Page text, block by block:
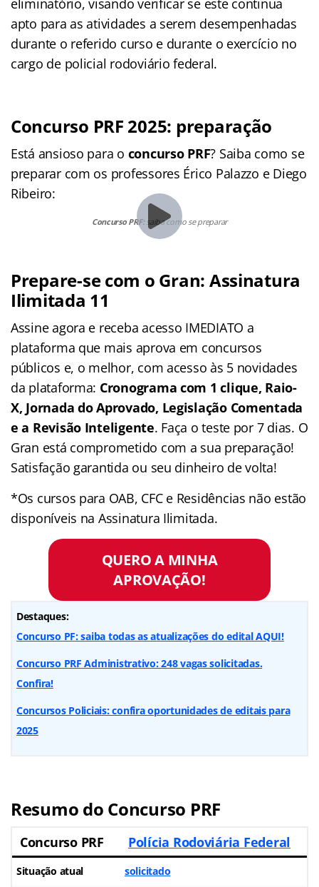
eliminatório, visando verificar se este continua
apto para as atividades a serem desempenhadas
durante o referido curso e durante o exercício no
cargo de policial rodoviário federal.
Concurso PRF 2025: preparação
Está ansioso para o concurso PRF? Saiba como se
preparar com os professores Érico Palazzo e Diego
Ribeiro:
Concurso PRF:saiba como se preparar
Prepare-se com o Gran: Assinatura
Ilimitada 11
Assine agora e receba acesso IMEDIATO a
plataforma que mais aprova em concursos
públicos e, o melhor, com acesso às 5 novidades
da plataforma: Cronograma com 1 clique, Raio-
X, Jornada do Aprovado, Legislação Comentada
e a Revisão Inteligente. Faça o teste por 7 dias. O
Gran está comprometido com a sua preparação!
Satisfação garantida ou seu dinheiro de volta!
*Os cursos para OAB, CFC e Residências não estão
disponíveis na Assinatura Ilimitada.
QUERO A MINHA
APROVAÇÃO!
Destaques:
Concurso PF: saiba todas as atualizações do edital AQUI!
Concurso PRF Administrativo: 248 vagas solicitadas.
Confira!
Concursos Policiais: confira oportunidades de editais para
2025
Resumo do Concurso PRF
Concurso PRF Polícia Rodoviária Federal
Situação atual solicitado